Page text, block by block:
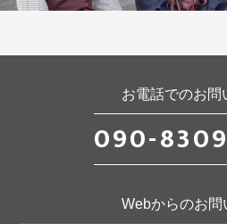
お電話でのお問
090-
Webからのお問